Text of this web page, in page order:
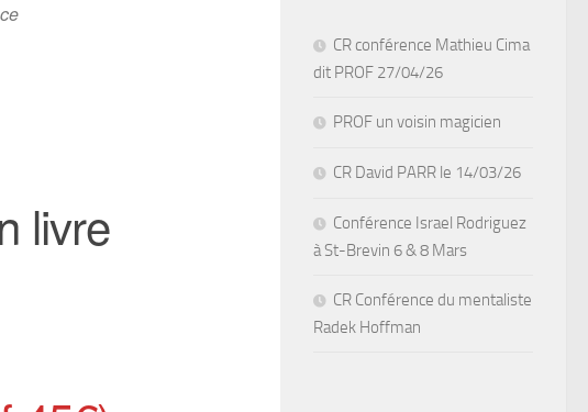
livre
CR conférence Mathieu Cima
dit PROF 27/04/26
PROF un voisin magicien
CR David PARR le 14/03/26
Conférence Israel Rodriguez
à St-Brevin 6 & 8 Mars
CR Conférence du mentaliste
Radek Hoffman